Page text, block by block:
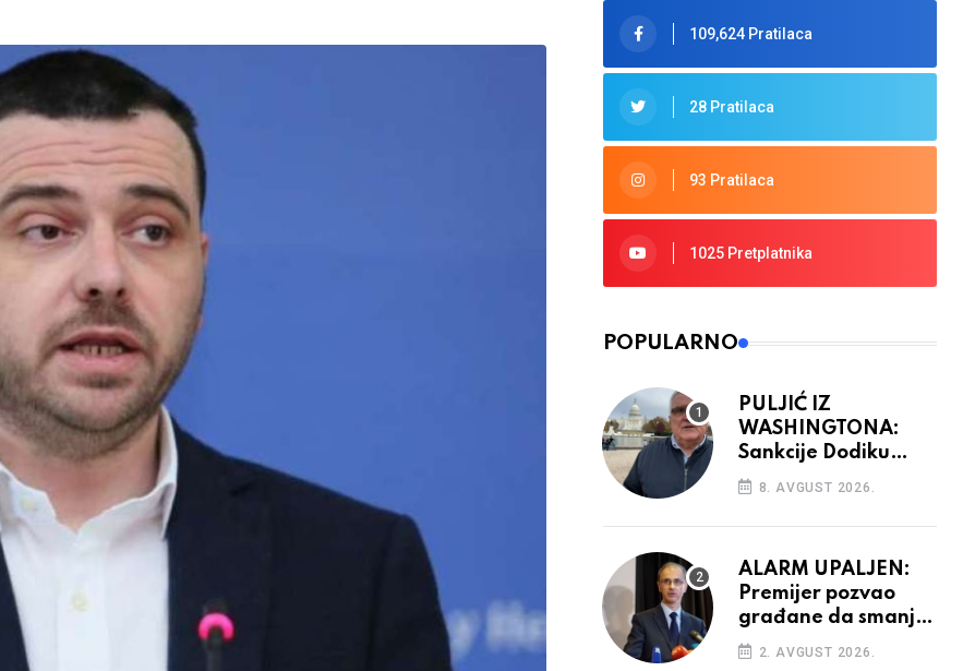
109,624 Pratilaca
28 Pratilaca
93 Pratilaca
1025 Pretplatnika
POPULARNO
PULJIĆ IZ
WASHINGTONA:
Sankcije Dodiku
mnogo će ovisiti od
aktivnosti bh.
diplomacije
8. AVGUST 2026.
ALARM UPALJEN:
Premijer pozvao
građane da smanje
potrošnju struje
2. AVGUST 2026.